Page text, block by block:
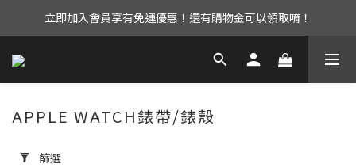
UAG iPhone17 全系列 88折優惠中！
立即加入會員享有免運優惠！還有購物金可以領取唷！
UAG iPhone17 全系列 88折優惠中！
篩
APPLE WATCH錶帶/錶殼
篩選